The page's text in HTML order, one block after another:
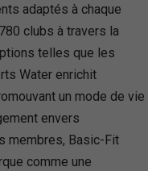
adaptés à chaque
clubs à travers la
telles que les
Water enrichit
un mode de vie
envers
membres, Basic-Fit
comme une